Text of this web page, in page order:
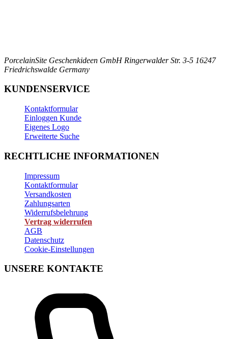
PorcelainSite Geschenkideen GmbH Ringerwalder Str. 3-5 16247
Friedrichswalde Germany
KUNDENSERVICE
Kontaktformular
Einloggen Kunde
Eigenes Logo
Erweiterte Suche
RECHTLICHE INFORMATIONEN
Impressum
Kontaktformular
Versandkosten
Zahlungsarten
Widerrufsbelehrung
Vertrag widerrufen
AGB
Datenschutz
Cookie-Einstellungen
UNSERE KONTAKTE